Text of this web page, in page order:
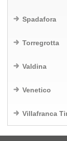
Spadafora
Torregrotta
Valdina
Venetico
Villafranca